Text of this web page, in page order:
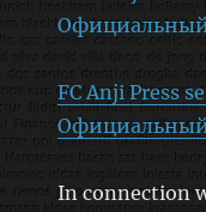
FC Anji Press
In connection